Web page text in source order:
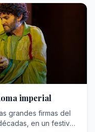
imperial
grandes firmas del
en un festival